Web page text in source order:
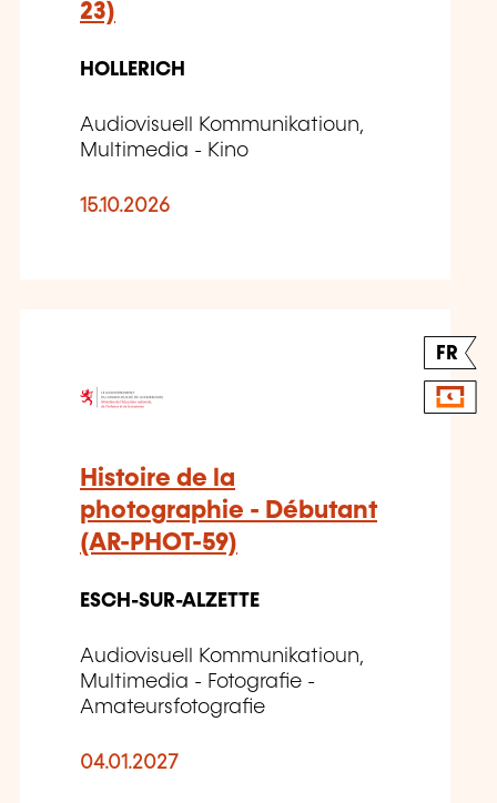
23)
HOLLERICH
Audiovisuell Kommunikatioun,
Multimedia - Kino
15.10.2026
FR
Histoire de la
photographie - Débutant
(AR-PHOT-59)
ESCH-SUR-ALZETTE
Audiovisuell Kommunikatioun,
Multimedia - Fotografie -
Amateursfotografie
04.01.2027